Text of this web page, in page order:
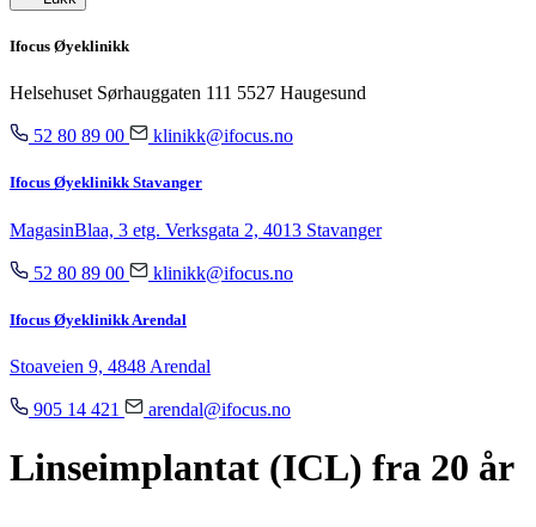
Ifocus Øyeklinikk
Helsehuset Sørhauggaten 111 5527 Haugesund
52 80 89 00 klinikk@ifocus.no
Ifocus Øyeklinikk Stavanger
MagasinBlaa, 3 etg. Verksgata 2, 4013 Stavanger
52 80 89 00 klinikk@ifocus.no
Ifocus Øyeklinikk Arendal
Stoaveien 9, 4848 Arendal
905 14 421 arendal@ifocus.no
Linseimplantat (ICL) fra 20 år